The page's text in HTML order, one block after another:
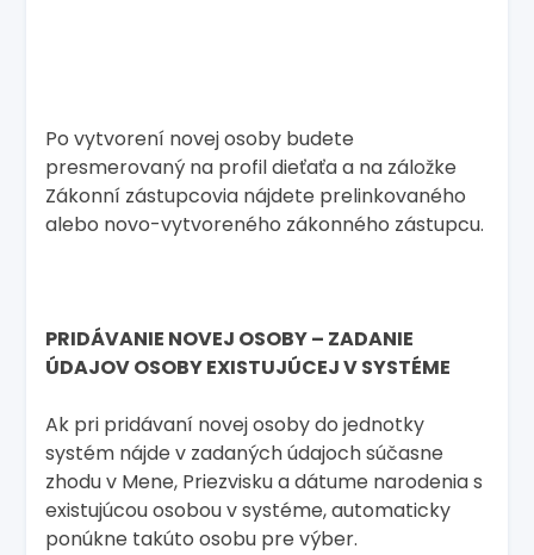
Po vytvorení novej osoby budete
presmerovaný na profil dieťaťa a na záložke
Zákonní zástupcovia nájdete prelinkovaného
alebo novo-vytvoreného zákonného zástupcu.
PRIDÁVANIE NOVEJ OSOBY – ZADANIE
ÚDAJOV OSOBY EXISTUJÚCEJ V SYSTÉME
Ak pri pridávaní novej osoby do jednotky
systém nájde v zadaných údajoch súčasne
zhodu v Mene, Priezvisku a dátume narodenia s
existujúcou osobou v systéme, automaticky
ponúkne takúto osobu pre výber.